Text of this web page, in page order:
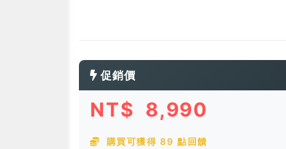
促銷價
NT$ 8,990
購買可獲得 89 點回饋